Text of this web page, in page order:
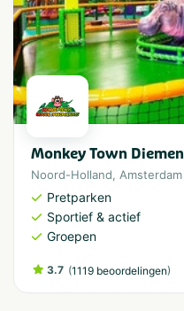
Monkey Town Diemen
Noord-Holland, Amsterdam
Pretparken
Sportief & actief
Groepen
3.7 (1119 beoordelingen)